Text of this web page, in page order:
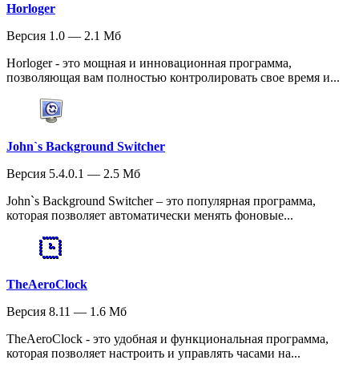
Horloger
Версия 1.0 — 2.1 Мб
Horloger - это мощная и инновационная программа,
позволяющая вам полностью контролировать свое время и...
John`s Background Switcher
Версия 5.4.0.1 — 2.5 Мб
John`s Background Switcher – это популярная программа,
которая позволяет автоматически менять фоновые...
TheAeroClock
Версия 8.11 — 1.6 Мб
TheAeroClock - это удобная и функциональная программа,
которая позволяет настроить и управлять часами на...